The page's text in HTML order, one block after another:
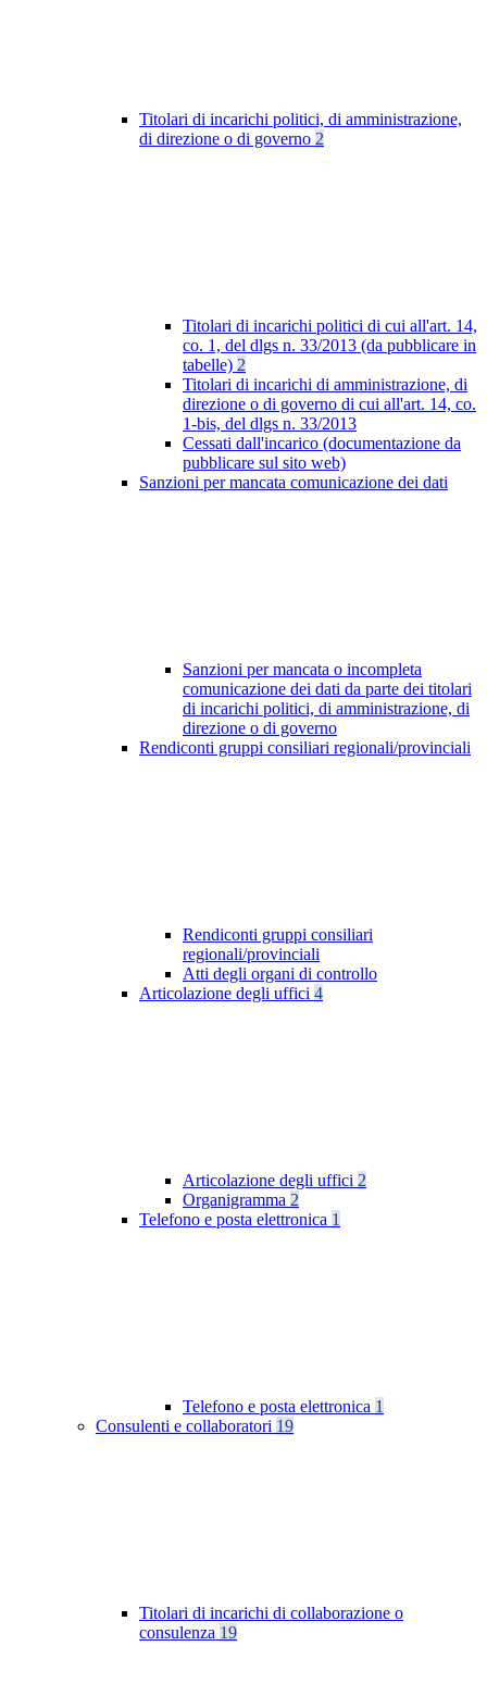
Titolari di incarichi politici, di amministrazione,
di direzione o di governo 2
Titolari di incarichi politici di cui all'art. 14,
co. 1, del dlgs n. 33/2013 (da pubblicare in
tabelle) 2
Titolari di incarichi di amministrazione, di
direzione o di governo di cui all'art. 14, co.
1-bis, del dlgs n. 33/2013
Cessati dall'incarico (documentazione da
pubblicare sul sito web)
Sanzioni per mancata comunicazione dei dati
Sanzioni per mancata o incompleta
comunicazione dei dati da parte dei titolari
di incarichi politici, di amministrazione, di
direzione o di governo
Rendiconti gruppi consiliari regionali/provinciali
Rendiconti gruppi consiliari
regionali/provinciali
Atti degli organi di controllo
Articolazione degli uffici 4
Articolazione degli uffici 2
Organigramma 2
Telefono e posta elettronica 1
Telefono e posta elettronica 1
Consulenti e collaboratori 19
Titolari di incarichi di collaborazione o
consulenza 19